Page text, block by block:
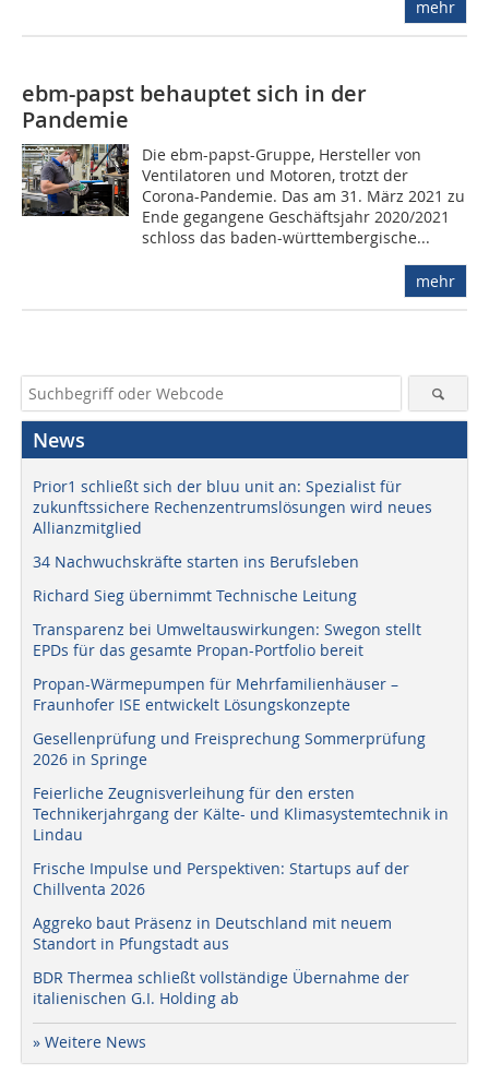
mehr
ebm-papst behauptet sich in der
Pandemie
Die ebm-papst-Gruppe, Hersteller von
Ventilatoren und Motoren, trotzt der
Corona-Pandemie. Das am 31. März 2021 zu
Ende gegangene Geschäftsjahr 2020/2021
schloss das baden-württembergische...
mehr
News
Prior1 schließt sich der bluu unit an: Spezialist für
zukunftssichere Rechenzentrumslösungen wird neues
Allianzmitglied
34 Nachwuchskräfte starten ins Berufsleben
Richard Sieg übernimmt Technische Leitung
Transparenz bei Umweltauswirkungen: Swegon stellt
EPDs für das gesamte Propan-Portfolio bereit
Propan-Wärmepumpen für Mehrfamilienhäuser –
Fraunhofer ISE entwickelt Lösungskonzepte
Gesellenprüfung und Freisprechung Sommerprüfung
2026 in Springe
Feierliche Zeugnisverleihung für den ersten
Technikerjahrgang der Kälte- und Klimasystemtechnik in
Lindau
Frische Impulse und Perspektiven: Startups auf der
Chillventa 2026
Aggreko baut Präsenz in Deutschland mit neuem
Standort in Pfungstadt aus
BDR Thermea schließt vollständige Übernahme der
italienischen G.I. Holding ab
» Weitere News